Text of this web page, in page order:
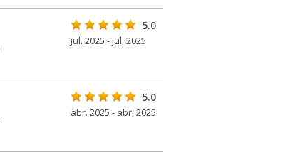
5.0
jul. 2025 - jul. 2025
5.0
abr. 2025 - abr. 2025